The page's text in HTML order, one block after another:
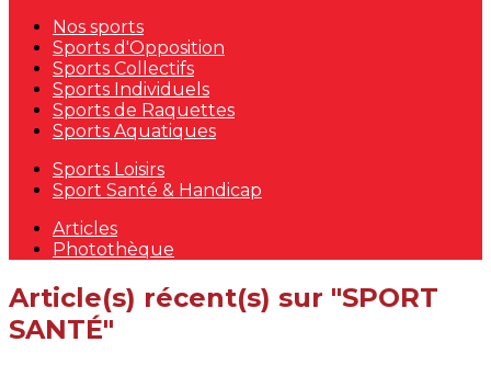
Nos sports
Sports d'Opposition
Sports Collectifs
Sports Individuels
Sports de Raquettes
Sports Aquatiques
Sports Loisirs
Sport Santé & Handicap
Articles
Photothèque
Article(s) récent(s) sur "SPORT
SANTÉ"